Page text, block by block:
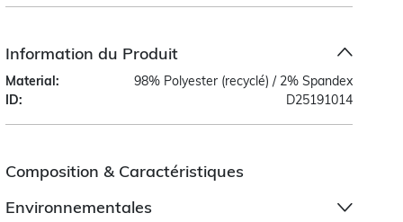
Information du Produit
Material:
98% Polyester (recyclé) / 2% Spandex
ID:
D25191014
Composition & Caractéristiques
Environnementales